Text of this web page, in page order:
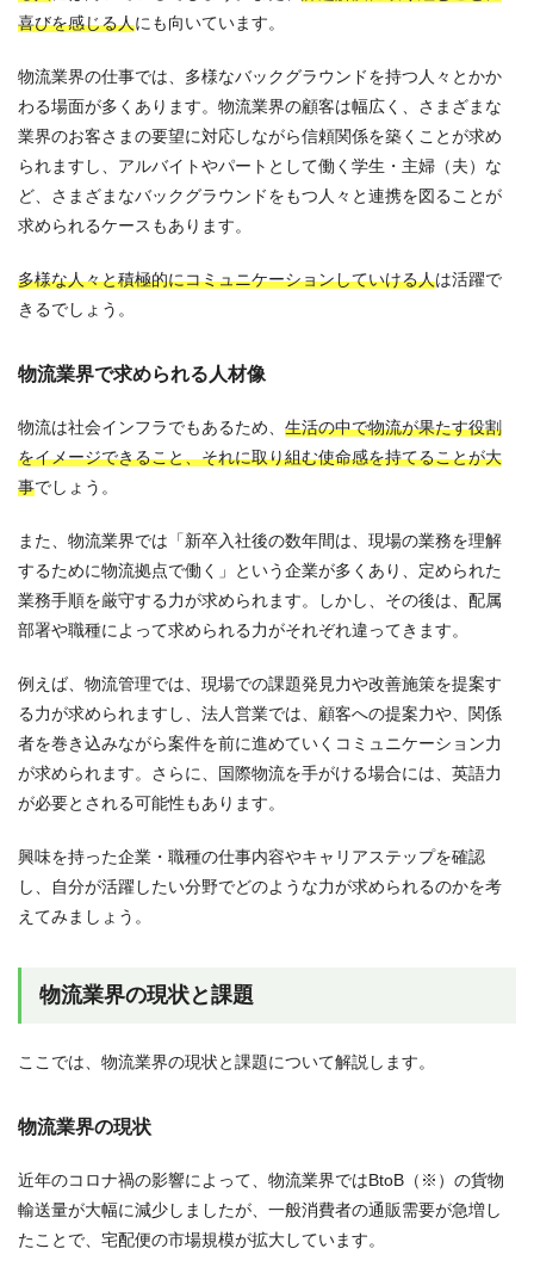
喜びを感じる人にも向いています。
物流業界の仕事では、多様なバックグラウンドを持つ人々とかか
わる場面が多くあります。物流業界の顧客は幅広く、さまざまな
業界のお客さまの要望に対応しながら信頼関係を築くことが求め
られますし、アルバイトやパートとして働く学生・主婦（夫）な
ど、さまざまなバックグラウンドをもつ人々と連携を図ることが
求められるケースもあります。
多様な人々と積極的にコミュニケーションしていける人は活躍で
きるでしょう。
物流業界で求められる人材像
物流は社会インフラでもあるため、 生活の中で物流が果たす役割
をイメージできること、それに取り組む使命感を持てることが大
事でしょう。
また、物流業界では「新卒入社後の数年間は、現場の業務を理解
するために物流拠点で働く」という企業が多くあり、定められた
業務手順を厳守する力が求められます。しかし、その後は、配属
部署や職種によって求められる力がそれぞれ違ってきます。
例えば、物流管理では、現場での課題発見力や改善施策を提案す
る力が求められますし、法人営業では、顧客への提案力や、関係
者を巻き込みながら案件を前に進めていくコミュニケーション力
が求められます。さらに、国際物流を手がける場合には、英語力
が必要とされる可能性もあります。
興味を持った企業・職種の仕事内容やキャリアステップを確認
し、自分が活躍したい分野でどのような力が求められるのかを考
えてみましょう。
物流業界の現状と課題
ここでは、物流業界の現状と課題について解説します。
物流業界の現状
近年のコロナ禍の影響によって、物流業界ではBtoB（※）の貨物
輸送量が大幅に減少しましたが、一般消費者の通販需要が急増し
たことで、宅配便の市場規模が拡大しています。